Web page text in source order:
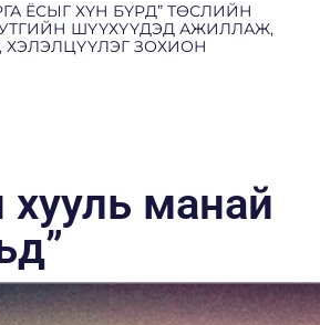
ЁСЫГ ХҮН БҮРД” ТӨСЛИЙН
ШҮҮХҮҮДЭД АЖИЛЛАЖ,
ХЭЛЭЛЦҮҮЛЭГ ЗОХИОН
хууль манай